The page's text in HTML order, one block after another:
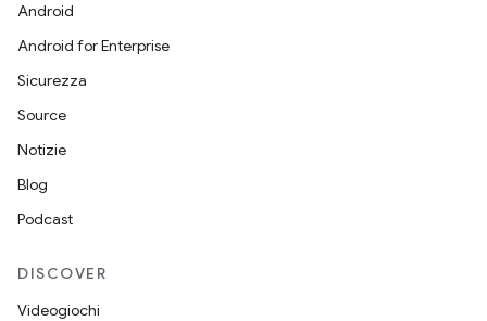
Android
Android for Enterprise
Sicurezza
Source
Notizie
Blog
Podcast
DISCOVER
Videogiochi